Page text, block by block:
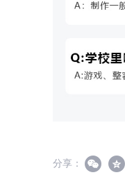
分享：